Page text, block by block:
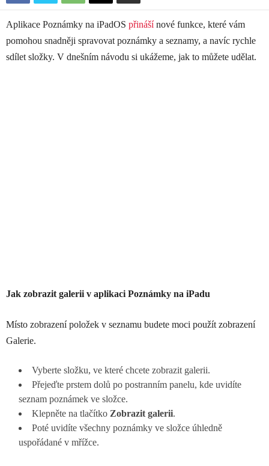
Aplikace Poznámky na iPadOS přináší nové funkce, které vám
pomohou snadněji spravovat poznámky a seznamy, a navíc rychle
sdílet složky. V dnešním návodu si ukážeme, jak to můžete udělat.
Jak zobrazit galerii v aplikaci Poznámky na iPadu
Místo zobrazení položek v seznamu budete moci použít zobrazení
Galerie.
Vyberte složku, ve které chcete zobrazit galerii.
Přejeďte prstem dolů po postranním panelu, kde uvidíte
seznam poznámek ve složce.
Klepněte na tlačítko Zobrazit galerii.
Poté uvidíte všechny poznámky ve složce úhledně
uspořádané v mřížce.